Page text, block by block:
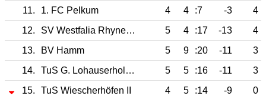
11.
1. FC Pelkum 4 4 :7 -3
4
12.
SV Westfalia Rhynern II 5 4 :17 -13
4
13.
BV Hamm 5 9 :20 -11
3
14.
TuS G. Lohauserholz-Daberg II 5 5 :16 -11
3
15.
TuS Wiescherhöfen II 4 5 :14 -9
0